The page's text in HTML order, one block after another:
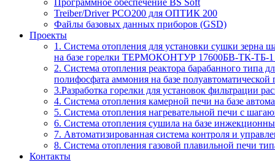
Программное обеспечение BS Soft
Treiber/Driver PCO200 для ОПТИК 200
Файлы базовых данных приборов (GSD)
Проекты
1. Система отопления для установки сушки зерна
на базе горелки ТЕРМОКОНТУР 17600БВ-ТК-ТБ-1
2. Система отопления реактора барабанного типа
полифосфата аммония на базе
3.Разработка горелки для установок фильтрации
4. Система отопления камерной печи на базе
5. Система отопления нагревательной печи с
6. Система отопления сушила на базе
7. Автоматизированная система контроля и
8. Система отопления газовой плавильной печи
Контакты